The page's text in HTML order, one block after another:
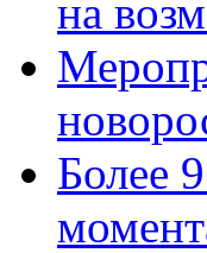
на
Более